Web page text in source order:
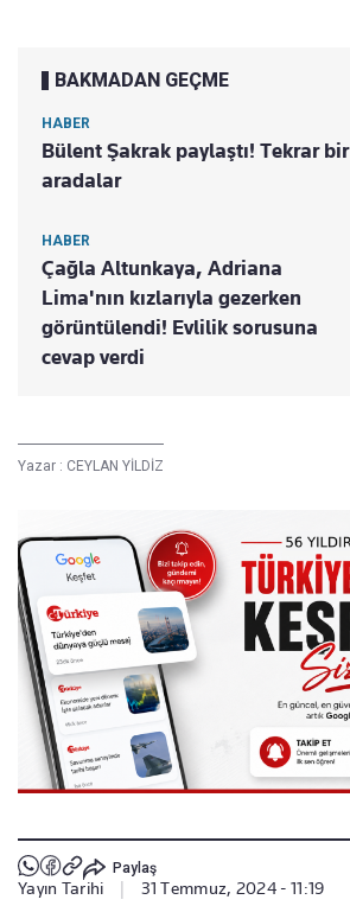
BAKMADAN GEÇME
HABER
Bülent Şakrak paylaştı! Tekrar bir
aradalar
HABER
Çağla Altunkaya, Adriana
Lima'nın kızlarıyla gezerken
görüntülendi! Evlilik sorusuna
cevap verdi
Yazar : CEYLAN YİLDİZ
Paylaş
Yayın Tarihi 31 Temmuz, 2024 - 11:19